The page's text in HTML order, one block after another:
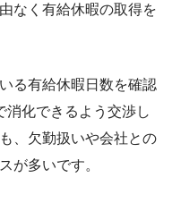
なく有給休暇の取得を
る有給休暇日数を確認
消化できるよう交渉し
、欠勤扱いや会社との
が多いです。